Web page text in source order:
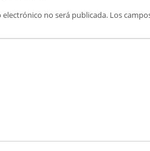
no será publicada. Los